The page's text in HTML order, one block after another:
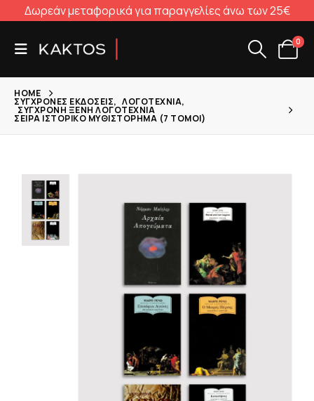
Δωρεάν μεταφορικά για παραγγελίες άνω των 25€
0
HOME
ΣΎΓΧΡΟΝΕΣ ΕΚΔΌΣΕΙΣ, ΛΟΓΟΤΕΧΝΊΑ,
ΣΎΓΧΡΟΝΗ ΞΈΝΗ ΛΟΓΟΤΕΧΝΊΑ
ΣΕΙΡΆ ΙΣΤΟΡΙΚΌ ΜΥΘΙΣΤΌΡΗΜΑ (7 ΤΌΜΟΙ)